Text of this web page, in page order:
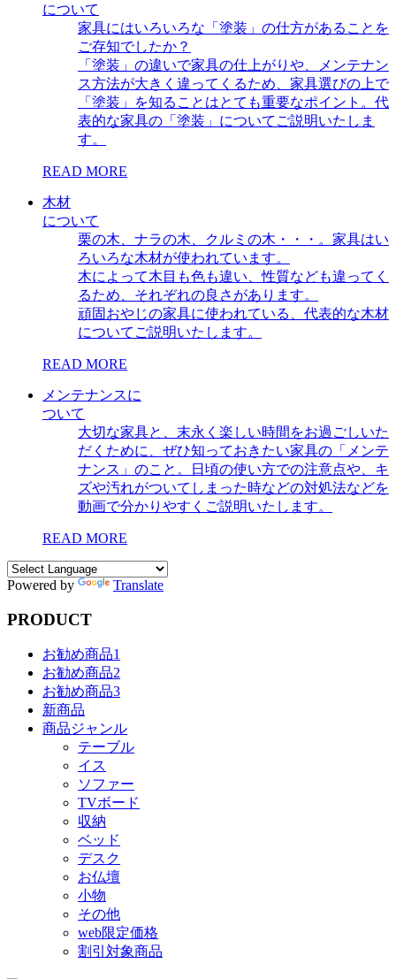
について
家具にはいろいろな「塗装」の仕方があることを
ご存知でしたか？
「塗装」の違いで家具の仕上がりや、メンテナン
ス方法が大きく違ってくるため、家具選びの上で
「塗装」を知ることはとても重要なポイント。代
表的な家具の「塗装」についてご説明いたしま
す。
READ MORE
木材
について
栗の木、ナラの木、クルミの木・・・。家具はい
ろいろな木材が使われています。
木によって木目も色も違い、性質なども違ってく
るため、それぞれの良さがあります。
頑固おやじの家具に使われている、代表的な木材
についてご説明いたします。
READ MORE
メンテナンスに
ついて
大切な家具と、末永く楽しい時間をお過ごしいた
だくために、ぜひ知っておきたい家具の「メンテ
ナンス」のこと。日頃の使い方での注意点や、キ
ズや汚れがついてしまった時などの対処法などを
動画で分かりやすくご説明いたします。
READ MORE
Powered by Translate
PRODUCT
お勧め商品1
お勧め商品2
お勧め商品3
新商品
商品ジャンル
テーブル
イス
ソファー
TVボード
収納
ベッド
デスク
お仏壇
小物
その他
web限定価格
割引対象商品